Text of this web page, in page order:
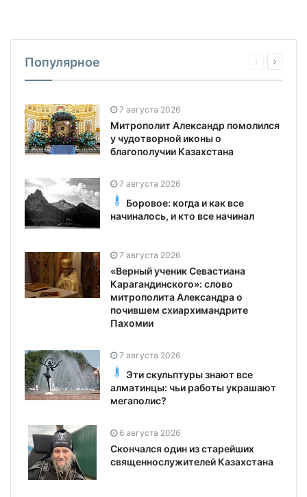
Популярное
7 августа 2026
Митрополит Александр помолился
у чудотворной иконы о
благополучии Казахстана
7 августа 2026
Боровое: когда и как все
начиналось, и кто все начинал
7 августа 2026
«Верный ученик Севастиана
Карагандинского»: слово
митрополита Александра о
почившем схиархимандрите
Пахомии
7 августа 2026
Эти скульптуры знают все
алматинцы: чьи работы украшают
мегаполис?
6 августа 2026
Скончался один из старейших
священнослужителей Казахстана